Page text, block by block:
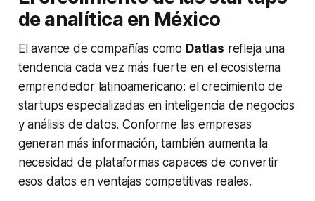
de analítica en México
El avance de compañías como Datlas refleja una
tendencia cada vez más fuerte en el ecosistema
emprendedor latinoamericano: el crecimiento de
startupsespecializadas en inteligencia de negocios
y análisis de datos. Conforme las empresas
generan más información, también aumenta la
necesidad de plataformas capaces de convertir
esos datos en ventajas competitivas reales.